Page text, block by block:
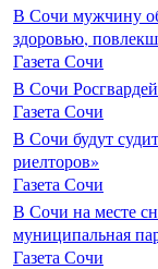
В Сочи мужчину
здоровью,
Газета Сочи
В Сочи
Газета Сочи
В Сочи будут
риелторов»
Газета Сочи
В Сочи на месте
муниципальная
Газета Сочи